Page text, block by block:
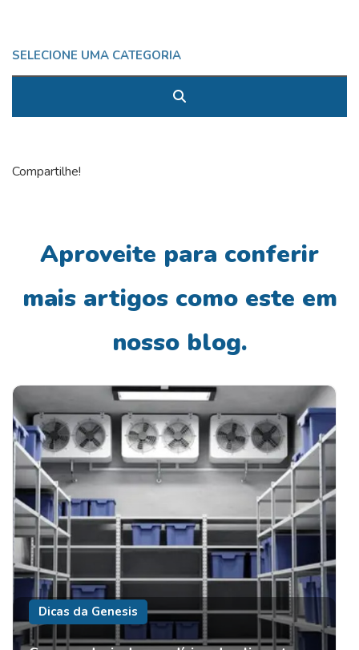
Compartilhe!
Aproveite para conferir
mais artigos como este em
nosso blog.
Dicas da Genesis